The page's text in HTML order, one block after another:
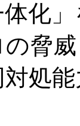
化
脅
処